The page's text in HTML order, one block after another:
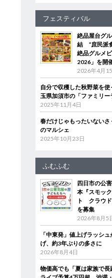
フェスティバル
絶品屋台グ
結 “庶民派
絶品グルメ
2026」を開
2026年4月
自分で収穫した秋野菜を
玉県加須市の「ファミリー
2025年11月4日
春だけじゃもったいない
のマルシェ
2025年10月23日
ふむふむ
四日市の公
本『スモッ
ト クラウ
を募集
2026年8月5
「中東発」値上げラッシ
げ、約3年ぶりの多さに
2026年8月4日
物価高でも「夏は家族で